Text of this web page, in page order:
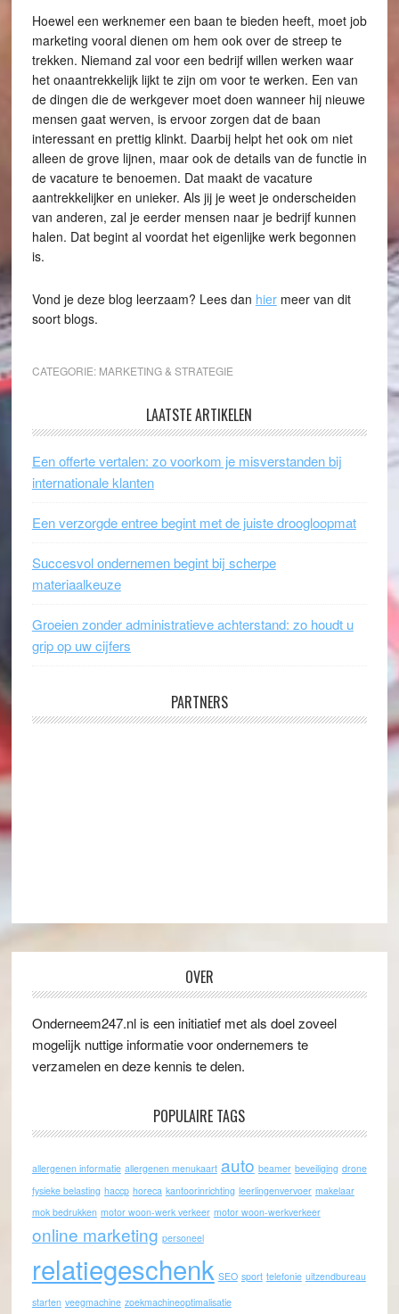
Hoewel een werknemer een baan te bieden heeft, moet job
marketing vooral dienen om hem ook over de streep te
trekken. Niemand zal voor een bedrijf willen werken waar
het onaantrekkelijk lijkt te zijn om voor te werken. Een van
de dingen die de werkgever moet doen wanneer hij nieuwe
mensen gaat werven, is ervoor zorgen dat de baan
interessant en prettig klinkt. Daarbij helpt het ook om niet
alleen de grove lijnen, maar ook de details van de functie in
de vacature te benoemen. Dat maakt de vacature
aantrekkelijker en unieker. Als jij je weet je onderscheiden
van anderen, zal je eerder mensen naar je bedrijf kunnen
halen. Dat begint al voordat het eigenlijke werk begonnen
is.
Vond je deze blog leerzaam? Lees dan hiermeer van dit
soort blogs.
CATEGORIE: MARKETING & STRATEGIE
LAATSTE ARTIKELEN
Een offerte vertalen: zo voorkom je misverstanden bij
internationale klanten
Een verzorgde entree begint met de juiste droogloopmat
Succesvol ondernemen begint bij scherpe
materiaalkeuze
Groeien zonder administratieve achterstand: zo houdt u
grip op uw cijfers
PARTNERS
OVER
Onderneem247.nl is een initiatief met als doel zoveel
mogelijk nuttige informatie voor ondernemers te
verzamelen en deze kennis te delen.
POPULAIRE TAGS
allergenen informatie allergenen menukaart auto beamer beveiliging drone
fysieke belasting haccp horeca kantoorinrichting leerlingenvervoer makelaar
mok bedrukken motor woon-werk verkeer motor woon-werkverkeer
online marketing personeel
relatiegeschenk SEO sport telefonie uitzendbureau
starten veegmachine zoekmachineoptimalisatie